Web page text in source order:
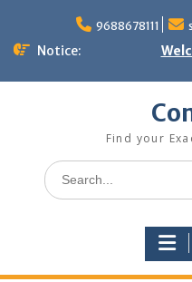
content
9688678111
Notice:
Find your
Search
for: